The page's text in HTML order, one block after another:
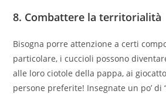
8. Combattere la territorialità
Bisogna porre attenzione a certi
particolare, i cuccioli possono
alle loro ciotole della pappa, ai
persone preferite! Insegnate un po’ di